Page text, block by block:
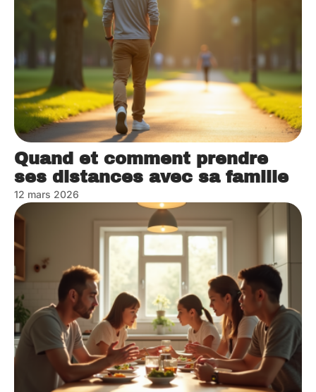
Quand et comment prendre
ses distances avec sa famille
12 mars 2026